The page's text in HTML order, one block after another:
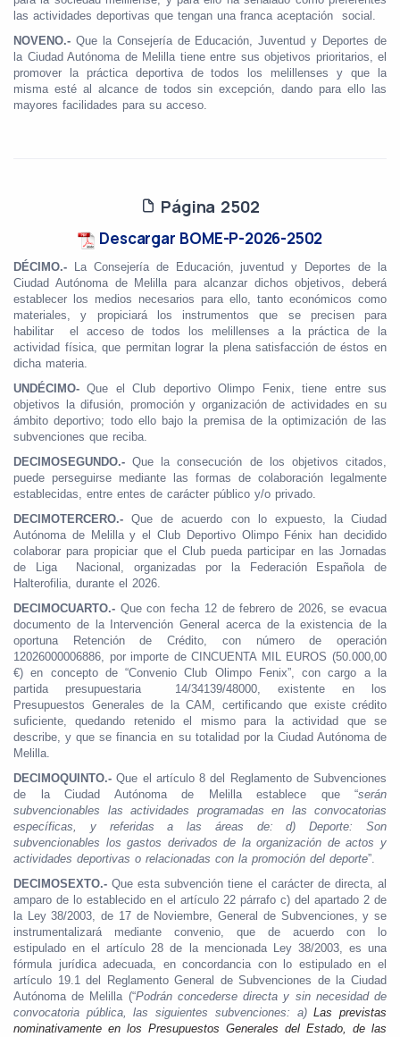
las actividades deportivas que tengan una franca aceptación social.
NOVENO.- Que la Consejería de Educación, Juventud y Deportes de
la Ciudad Autónoma de Melilla tiene entre sus objetivos prioritarios, el
promover la práctica deportiva de todos los melillenses y que la
misma esté al alcance de todos sin excepción, dando para ello las
mayores facilidades para su acceso.
Página 2502
Descargar BOME-P-2026-2502
DÉCIMO.- La Consejería de Educación, juventud y Deportes de la
Ciudad Autónoma de Melilla para alcanzar dichos objetivos, deberá
establecer los medios necesarios para ello, tanto económicos como
materiales, y propiciará los instrumentos que se precisen para
habilitar el acceso de todos los melillenses a la práctica de la
actividad física, que permitan lograr la plena satisfacción de éstos en
dicha materia.
UNDÉCIMO- Que el Club deportivo Olimpo Fenix, tiene entre sus
objetivos la difusión, promoción y organización de actividades en su
ámbito deportivo; todo ello bajo la premisa de la optimización de las
subvenciones que reciba.
DECIMOSEGUNDO.- Que la consecución de los objetivos citados,
puede perseguirse mediante las formas de colaboración legalmente
establecidas, entre entes de carácter público y/o privado.
DECIMOTERCERO.- Que de acuerdo con lo expuesto, la Ciudad
Autónoma de Melilla y el Club Deportivo Olimpo Fénix han decidido
colaborar para propiciar que el Club pueda participar en las Jornadas
de Liga Nacional, organizadas por la Federación Española de
Halterofilia, durante el 2026.
DECIMOCUARTO.- Que con fecha 12 de febrero de 2026, se evacua
documento de la Intervención General acerca de la existencia de la
oportuna Retención de Crédito, con número de operación
12026000006886, por importe de CINCUENTA MIL EUROS (50.000,00
€) en concepto de “Convenio Club Olimpo Fenix”, con cargo a la
partida presupuestaria 14/34139/48000, existente en los
Presupuestos Generales de la CAM, certificando que existe crédito
suficiente, quedando retenido el mismo para la actividad que se
describe, y que se financia en su totalidad por la Ciudad Autónoma de
Melilla.
DECIMOQUINTO.- Que el artículo 8 del Reglamento de Subvenciones
de la Ciudad Autónoma de Melilla establece que “serán
subvencionables las actividades programadas en las convocatorias
específicas, y referidas a las áreas de: d) Deporte: Son
subvencionables los gastos derivados de la organización de actos y
actividades deportivas o relacionadas con la promoción del deporte”.
DECIMOSEXTO.- Que esta subvención tiene el carácter de directa, al
amparo de lo establecido en el artículo 22 párrafo c) del apartado 2 de
la Ley 38/2003, de 17 de Noviembre, General de Subvenciones, y se
instrumentalizará mediante convenio, que de acuerdo con lo
estipulado en el artículo 28 de la mencionada Ley 38/2003, es una
fórmula jurídica adecuada, en concordancia con lo estipulado en el
artículo 19.1 del Reglamento General de Subvenciones de la Ciudad
Autónoma de Melilla (“Podrán concederse directa y sin necesidad de
convocatoria pública, las siguientes subvenciones: a)Las previstas
nominativamente en los Presupuestos Generales del Estado, de las